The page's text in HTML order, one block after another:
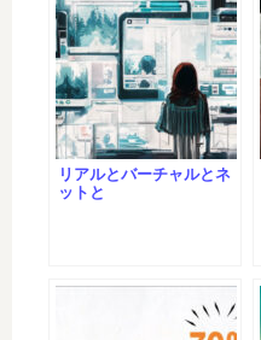
リアルとバーチャルとネ
ットと